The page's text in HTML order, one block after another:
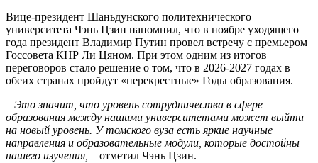
Вице-президент Шаньдунского политехнического
университета Чэнь Цзин напомнил, что в ноябре уходящего
года президент Владимир Путин провел встречу с премьером
Госсовета КНР Ли Цяном. При этом одним из итогов
переговоров стало решение о том, что в 2026-2027 годах в
обеих странах пройдут «перекрестные» Годы образования.
– Это значит, что уровень сотрудничества в сфере
образования между нашими университетами может выйти
на новый уровень. У томского вуза есть яркие научные
направления и образовательные модули, которые достойны
нашего изучения, – отметил Чэнь Цзин.